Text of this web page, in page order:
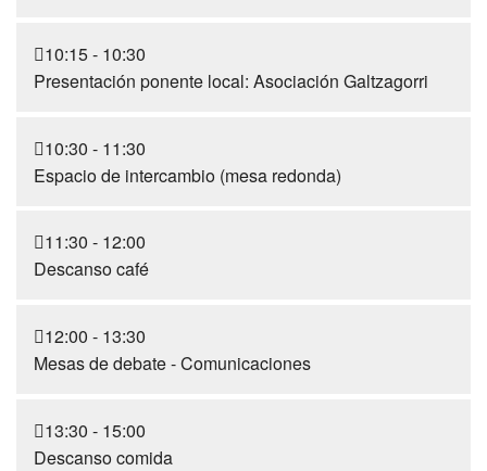
10:15 - 10:30
Presentación ponente local: Asociación Galtzagorri
10:30 - 11:30
Espacio de intercambio (mesa redonda)
11:30 - 12:00
Descanso café
12:00 - 13:30
Mesas de debate - Comunicaciones
13:30 - 15:00
Descanso comida